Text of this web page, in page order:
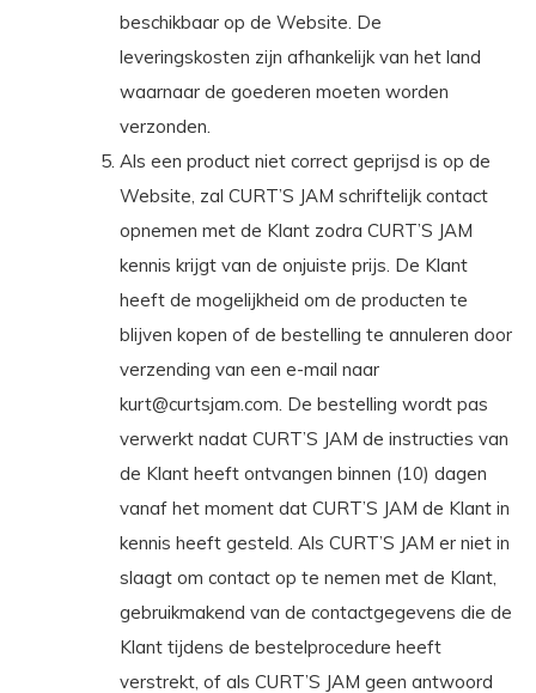
beschikbaar op de Website. De
leveringskosten zijn afhankelijk van het land
waarnaar de goederen moeten worden
verzonden.
Als een product niet correct geprijsd is op de
Website, zal CURT’S JAM schriftelijk contact
opnemen met de Klant zodra CURT’S JAM
kennis krijgt van de onjuiste prijs. De Klant
heeft de mogelijkheid om de producten te
blijven kopen of de bestelling te annuleren door
verzending van een e-mail naar
kurt@curtsjam.com. De bestelling wordt pas
verwerkt nadat CURT’S JAM de instructies van
de Klant heeft ontvangen binnen (10) dagen
vanaf het moment dat CURT’S JAM de Klant in
kennis heeft gesteld. Als CURT’S JAM er niet in
slaagt om contact op te nemen met de Klant,
gebruikmakend van de contactgegevens die de
Klant tijdens de bestelprocedure heeft
verstrekt, of als CURT’S JAM geen antwoord